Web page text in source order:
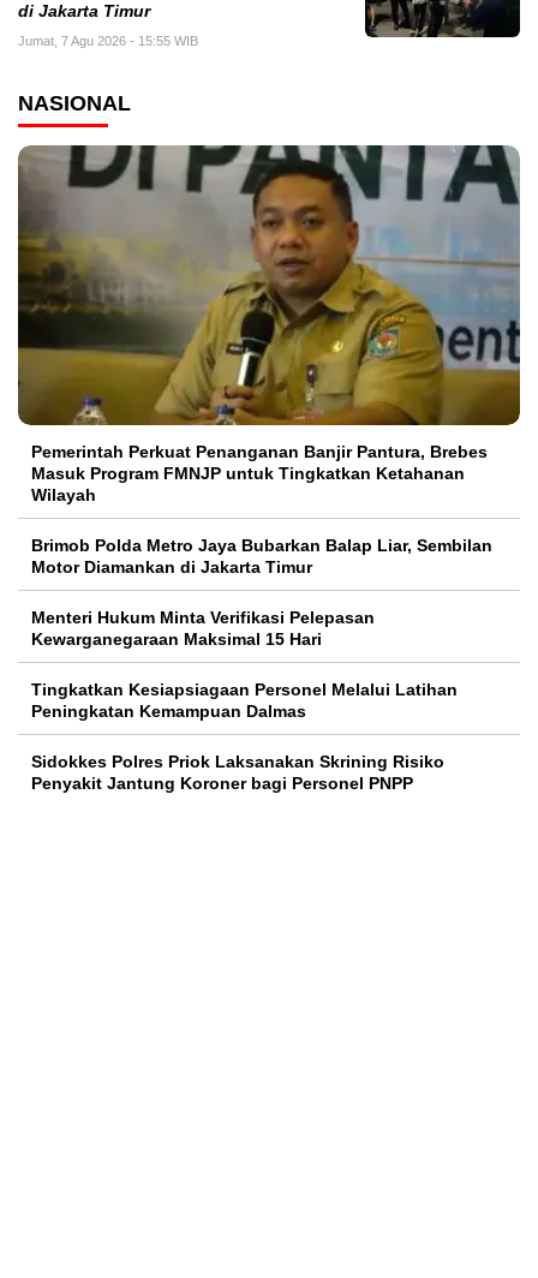
di Jakarta Timur
Jumat, 7 Agu 2026 - 15:55 WIB
NASIONAL
Pemerintah Perkuat Penanganan Banjir Pantura, Brebes
Masuk Program FMNJP untuk Tingkatkan Ketahanan
Wilayah
Brimob Polda Metro Jaya Bubarkan Balap Liar, Sembilan
Motor Diamankan di Jakarta Timur
Menteri Hukum Minta Verifikasi Pelepasan
Kewarganegaraan Maksimal 15 Hari
Tingkatkan Kesiapsiagaan Personel Melalui Latihan
Peningkatan Kemampuan Dalmas
Sidokkes Polres Priok Laksanakan Skrining Risiko
Penyakit Jantung Koroner bagi Personel PNPP